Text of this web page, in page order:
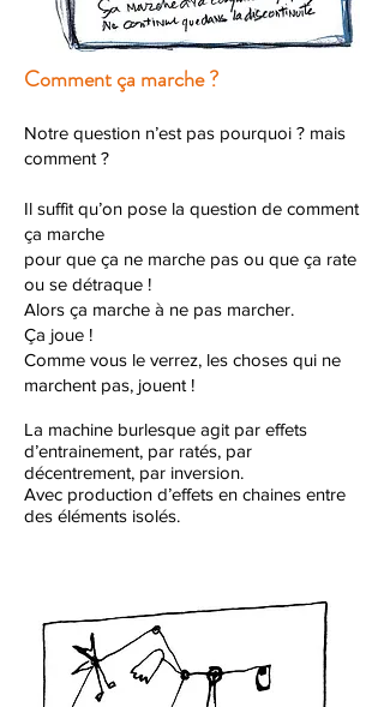
Comment ça marche ?
Notre question n’est pas pourquoi ? mais
comment ?
Il suffit qu’on pose la question de comment
ça marche
pour que ça ne marche pas ou que ça rate
ou se détraque !
Alors ça marche à ne pas marcher.
Ça joue !
Comme vous le verrez, les choses qui ne
marchent pas, jouent !
La machine burlesque agit par effets
d’entrainement, par ratés, par
décentrement, par inversion.
Avec production d’effets en chaines entre
des éléments isolés.